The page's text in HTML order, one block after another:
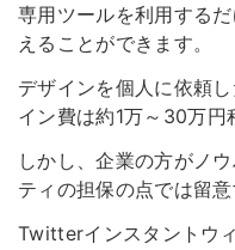
専用ツールを利用する
えることができます。
デザインを個人に依頼
イン費は約1万～30万円
しかし、企業の方がノ
ティの担保の点では留意
Twitterインスタントウ